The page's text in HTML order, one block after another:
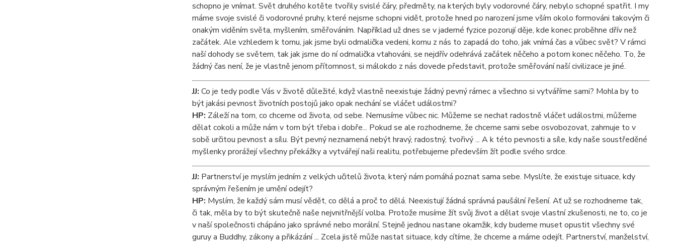
schopno je vnímat. Svět druhého kotěte tvořily svislé čáry, předměty, na kterých byly vodorovné čáry, nebylo schopné spatřit. I my
máme svoje svislé či vodorovné pruhy, které nejsme schopni vidět, protože hned po narození jsme vším okolo formováni takovým či
onakým viděním světa, myšlením, směřováním. Například už dnes se v jaderné fyzice pozorují děje, kde konec proběhne dřív než
začátek. Ale vzhledem k tomu, jak jsme byli odmalička vedeni, komu z nás to zapadá do toho, jak vnímá čas a vůbec svět? V rámci
naší dohody se světem, tak jak jsme do ní odmalička vtahováni, se nejdřív odehrává začátek něčeho a potom konec něčeho. To, že
žádný čas není, že je vlastně jenom přítomnost, si málokdo z nás dovede představit, protože směřování naší civilizace je jiné.
JJ: Co je tedy podle Vás v životě důležité, když vlastně neexistuje žádný pevný rámec a všechno si vytváříme sami? Mohla by to
být jakási pevnost životních postojů jako opak nechání se vláčet událostmi?
HP: Záleží na tom, co chceme od života, od sebe. Nemusíme vůbec nic. Můžeme se nechat radostně vláčet událostmi, můžeme
dělat cokoli a může nám v tom být třeba i dobře... Pokud se ale rozhodneme, že chceme sami sebe osvobozovat, zahrnuje to v
sobě určitou pevnost a sílu. Být pevný neznamená nebýt hravý, radostný, tvořivý ... A k této pevnosti a síle, kdy naše soustředěné
myšlenky prorážejí všechny překážky a vytvářejí naši realitu, potřebujeme především žít podle svého srdce.
JJ: Partnerství je myslím jedním z velkých učitelů života, který nám pomáhá poznat sama sebe. Myslíte, že existuje situace, kdy
správným řešením je umění odejít?
HP: Myslím, že každý sám musí vědět, co dělá a proč to dělá. Neexistují žádná správná paušální řešení. Ať už se rozhodneme tak,
či tak, měla by to být skutečně naše nejvnitřnější volba. Protože musíme žít svůj život a dělat svoje vlastní zkušenosti, ne to, co je
v naší společnosti chápáno jako správné nebo morální. Stejně jednou nastane okamžik, kdy budeme muset opustit všechny své
guruy a Buddhy, zákony a přikázání ... Zcela jistě může nastat situace, kdy cítíme, že chceme a máme odejít. Partnerství, manželství,